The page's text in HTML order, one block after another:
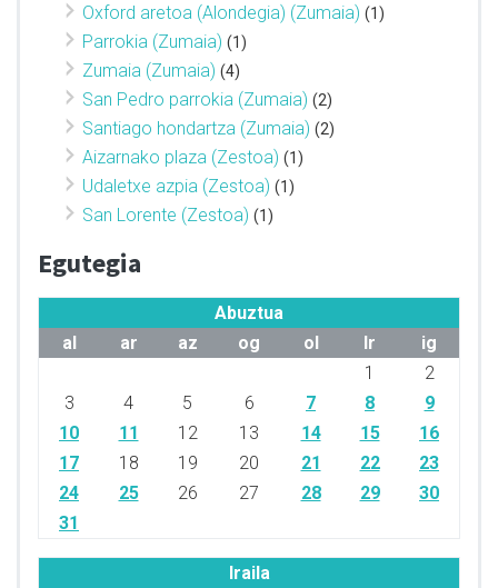
Oxford aretoa (Alondegia) (Zumaia) (1)
Parrokia (Zumaia) (1)
Zumaia (Zumaia) (4)
San Pedro parrokia (Zumaia) (2)
Santiago hondartza (Zumaia) (2)
Aizarnako plaza (Zestoa) (1)
Udaletxe azpia (Zestoa) (1)
San Lorente (Zestoa) (1)
Egutegia
Abuztua
al
ar az og ol lr
ig
1
2
3
4 5 6 7 8
9
10
11 12 13 14 15
16
17
18 19 20 21 22
23
24
25 26 27 28 29
30
31
Iraila